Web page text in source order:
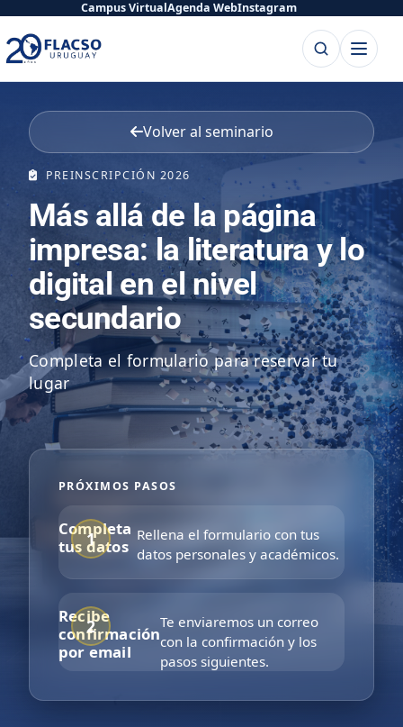
contenido
contenido
Campus VirtualAgenda WebInstagram
BuscarAbrir
menú
Volver al seminario
PREINSCRIPCIÓN 2026
Más allá de la página
impresa: la literatura y lo
digital en el nivel
secundario
Completa el formulario para reservar tu
lugar
PRÓXIMOS PASOS
Completa
tus datos
Rellena el formulario con tus
datos personales y académicos.
Recibe
confirmación
por email
Te enviaremos un correo
con la confirmación y los
pasos siguientes.